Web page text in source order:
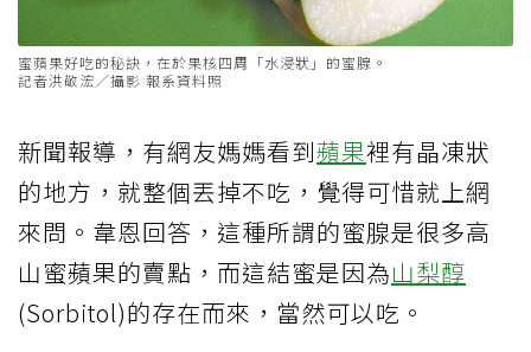
蜜蘋果好吃的秘訣，在於果核四周「水浸狀」的蜜腺。
記者洪敬浤／攝影 報系資料照
新聞報導，有網友媽媽看到蘋果裡有晶凍狀
的地方，就整個丟掉不吃，覺得可惜就上網
來問。韋恩回答，這種所謂的蜜腺是很多高
山蜜蘋果的賣點，而這結蜜是因為山梨醇
(Sorbitol)的存在而來，當然可以吃。